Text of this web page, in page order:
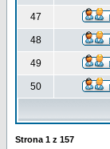
47
48
49
50
Strona 1 z 157